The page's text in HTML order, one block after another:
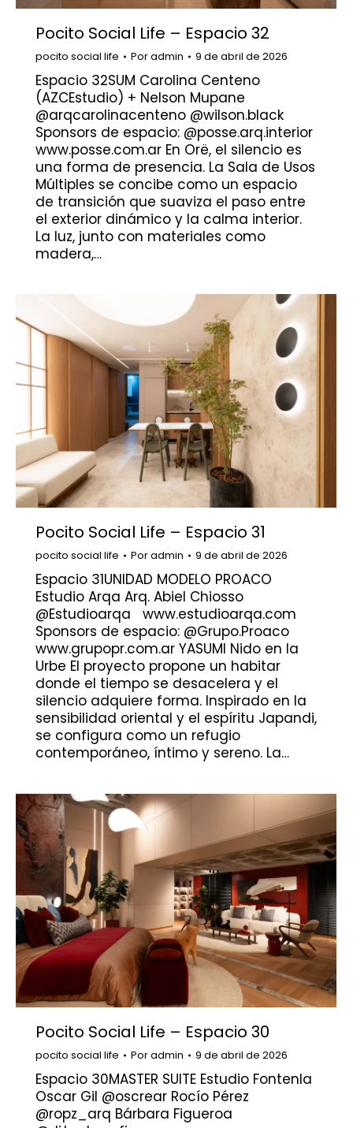
Pocito Social Life – Espacio 32
pocito social life Poradmin 9 de abril de 2026
Espacio 32SUM Carolina Centeno
(AZCEstudio) + Nelson Mupane
@arqcarolinacenteno @wilson.black
Sponsors de espacio: @posse.arq.interior
www.posse.com.ar En Orë, el silencio es
una forma de presencia. La Sala de Usos
Múltiples se concibe como un espacio
de transición que suaviza el paso entre
el exterior dinámico y la calma interior.
La luz, junto con materiales como
madera,…
Pocito Social Life – Espacio 31
pocito social life Poradmin 9 de abril de 2026
Espacio 31UNIDAD MODELO PROACO
Estudio Arqa Arq. Abiel Chiosso
@Estudioarqa www.estudioarqa.com
Sponsors de espacio: @Grupo.Proaco
www.grupopr.com.ar YASUMI Nido en la
Urbe El proyecto propone un habitar
donde el tiempo se desacelera y el
silencio adquiere forma. Inspirado en la
sensibilidad oriental y el espíritu Japandi,
se configura como un refugio
contemporáneo, íntimo y sereno. La…
Pocito Social Life – Espacio 30
pocito social life Poradmin 9 de abril de 2026
Espacio 30MASTER SUITE Estudio Fontenla
Oscar Gil @oscrear Rocío Pérez
@ropz_arq Bárbara Figueroa